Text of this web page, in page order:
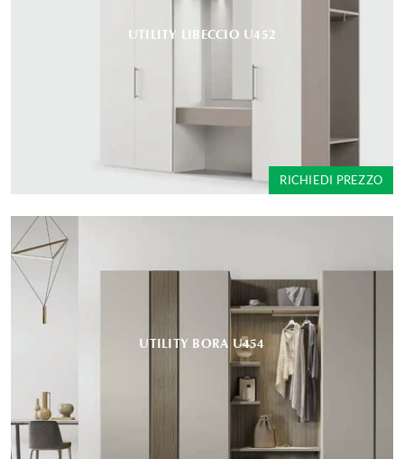
UTILITY LIBECCIO U452
RICHIEDI PREZZO
UTILITY BORA U454